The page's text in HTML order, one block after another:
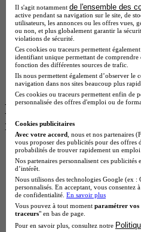
Master International Business
BTS Sp3s
BAC Pro Assp
BTS Gpme
Master MA
BTS Dietetique
Master Mass
Cap Cuisine
Les intitulés de
recherchés
Master Meef à Lille
Prépa Medecine à Paris
Licence Psychologie à Paris
Master Psychologie à Lyon
Licence Psychologie à
Master Psychologie à Lille
Master Psychologie à
Master Psychologie à Paris
Il s'agit notamment de l'ensemble des
active pendant sa navigation sur le site, de
utilisateurs, les annonces ou les offres vues,
ou non, et plus globalement garantir la
violations de sécurité.
Ces cookies ou traceurs permettent
identifiant unique permettant de comprendre
fonction des différentes sources de trafic.
Ils nous permettent également d’observer
navigation dans nos sites beaucoup plus
Ces cookies ou traceurs permettent enfin de
personnalisée des offres d'emploi ou de
Cookies publicitaires
Avec votre accord , nous et nos partenaires
vous proposer des publicités pour des offres
probabilités de trouver rapidement un
Nos partenaires personnalisent ces
d’intérêt.
Nous utilisons des technologies Google (ex :
personnalisés. En acceptant, vous
de confidentialité. En savoir plus
Vous pouvez à tout moment paramétrer vos
traceurs" en bas de page.
Pour en savoir plus, consultez notre